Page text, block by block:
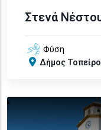
Στενά
Φύση
Δήμος